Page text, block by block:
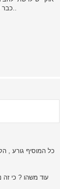
כבר על המברגים ? אז יש 4!! מספריים? יש פותחן יש פלייר תותח שמשמש אותי יופי בתור ידית לכל מה שיש במדורה או במנגל..
כל המוסיף גורע ,
עוד משהו ? כי